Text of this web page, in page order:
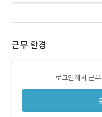
근무 환경
로그인해서 근